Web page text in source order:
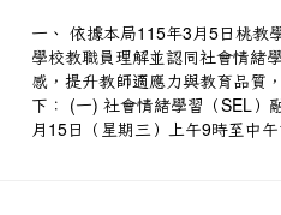
一、 依據本局115年3月5日桃教
學校教職員理解並認同社會情緒
感，提升教師適應力與教育品質
下： (一) 社會情緒學習（SEL）
月15日（星期三）上午9時至中